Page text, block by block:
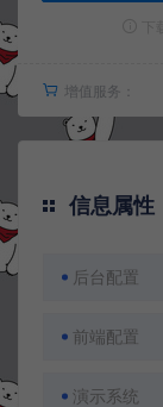
增值服务：
信息属性
后台配置
前端配置
演示系统